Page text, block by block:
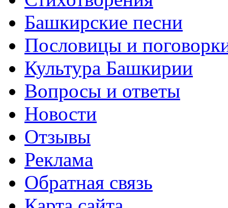
Башкирские песни
Пословицы и
Культура Башкирии
Вопросы и ответы
Новости
Отзывы
Реклама
Обратная связь